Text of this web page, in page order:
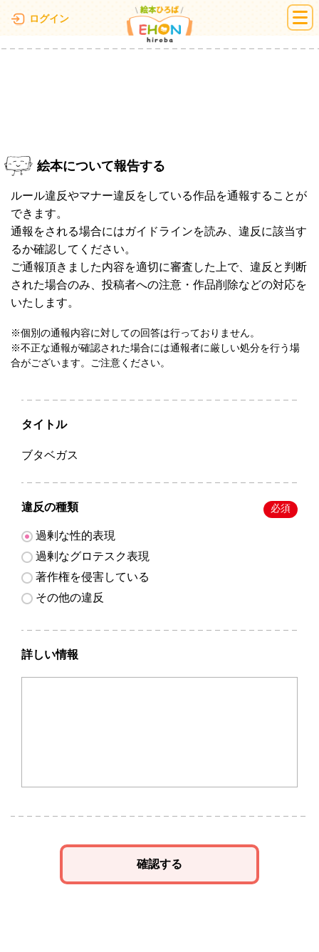
ログイン 絵本ひろば
絵本について報告する
ルール違反やマナー違反をしている作品を通報することが
できます。
通報をされる場合にはガイドラインを読み、違反に該当す
るか確認してください。
ご通報頂きました内容を適切に審査した上で、違反と判断
された場合のみ、投稿者への注意・作品削除などの対応を
いたします。
※個別の通報内容に対しての回答は行っておりません。
※不正な通報が確認された場合には通報者に厳しい処分を行う場
合がございます。ご注意ください。
タイトル
ブタベガス
違反の種類 必須
過剰な性的表現
過剰なグロテスク表現
著作権を侵害している
その他の違反
詳しい情報
確認する